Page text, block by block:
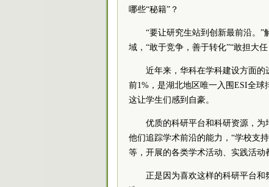
哪些“秘籍”？
“要让研究生站到创新最前沿。
域，“敢于竞争，善于转化”“敢担大
近年来，华科在学科建设方面
前1%，是湖北地区唯一入围ESI全球
这让学生们感到自豪。
优质的科研平台和科研资源，
他们追踪学术前沿的能力，“学校支
等，开展的各类学术活动、实践活动
正是因为喜欢这样的科研平台